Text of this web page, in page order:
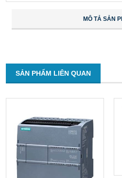
MÔ TẢ SẢN
SẢN PHẨM LIÊN QUAN